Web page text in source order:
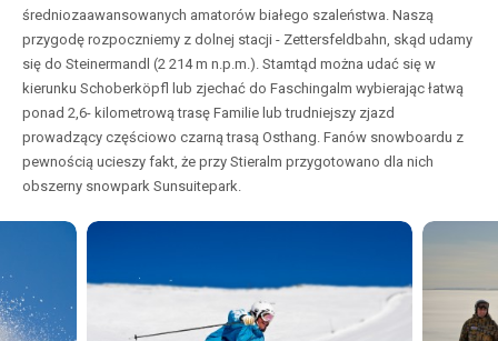
średniozaawansowanych amatorów białego szaleństwa. Naszą
przygodę rozpoczniemy z dolnej stacji - Zettersfeldbahn, skąd udamy
się do Steinermandl (2 214 m n.p.m.). Stamtąd można udać się w
kierunku Schoberköpfl lub zjechać do Faschingalm wybierając łatwą
ponad 2,6- kilometrową trasę Familie lub trudniejszy zjazd
prowadzący częściowo czarną trasą Osthang. Fanów snowboardu z
pewnością ucieszy fakt, że przy Stieralm przygotowano dla nich
obszerny snowpark Sunsuitepark.